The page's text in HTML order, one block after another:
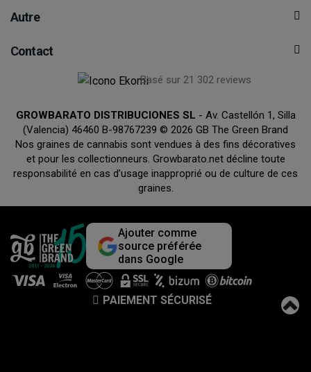
Autre
Contact
Basé sur 21 302 reviews
GROWBARATO DISTRIBUCIONES SL - Av. Castellón 1, Silla
(Valencia) 46460 B-98767239 © 2026 GB The Green Brand
Nos graines de cannabis sont vendues à des fins décoratives
et pour les collectionneurs. Growbarato.net décline toute
responsabilité en cas d’usage inapproprié ou de culture de ces
graines.
Ajouter comme
source préférée
dans Google
PAIEMENT SÉCURISÉ